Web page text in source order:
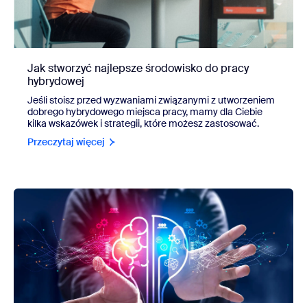
Jak stworzyć najlepsze środowisko do pracy
hybrydowej
Jeśli stoisz przed wyzwaniami związanymi z utworzeniem
dobrego hybrydowego miejsca pracy, mamy dla Ciebie
kilka wskazówek i strategii, które możesz zastosować.
Przeczytaj więcej